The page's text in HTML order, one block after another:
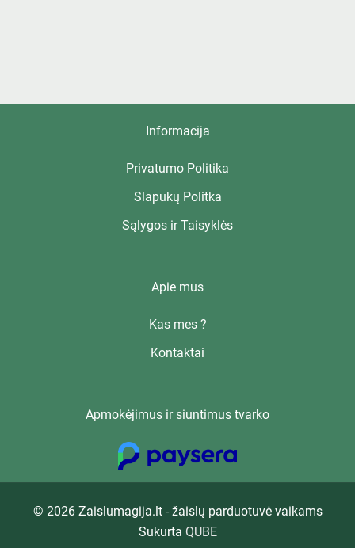
Informacija
Privatumo Politika
Slapukų Politka
Sąlygos ir Taisyklės
Apie mus
Kas mes ?
Kontaktai
Apmokėjimus ir siuntimus tvarko
© 2026 Zaislumagija.lt - žaislų parduotuvė vaikams
Sukurta QUBE